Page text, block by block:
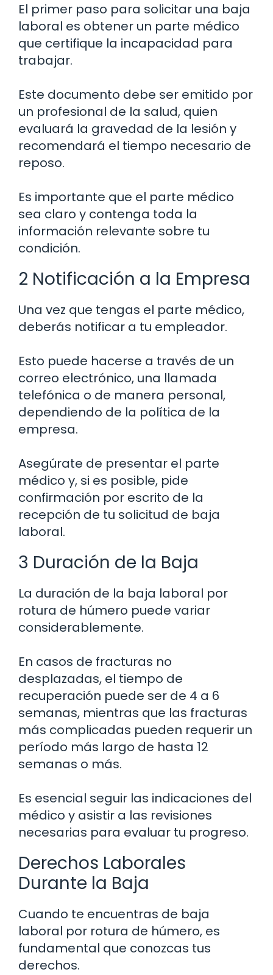
El primer paso para solicitar una baja
laboral es obtener un parte médico
que certifique la incapacidad para
trabajar.
Este documento debe ser emitido por
un profesional de la salud, quien
evaluará la gravedad de la lesión y
recomendará el tiempo necesario de
reposo.
Es importante que el parte médico
sea claro y contenga toda la
información relevante sobre tu
condición.
2 Notificación a la Empresa
Una vez que tengas el parte médico,
deberás notificar a tu empleador.
Esto puede hacerse a través de un
correo electrónico, una llamada
telefónica o de manera personal,
dependiendo de la política de la
empresa.
Asegúrate de presentar el parte
médico y, si es posible, pide
confirmación por escrito de la
recepción de tu solicitud de baja
laboral.
3 Duración de la Baja
La duración de la baja laboral por
rotura de húmero puede variar
considerablemente.
En casos de fracturas no
desplazadas, el tiempo de
recuperación puede ser de 4 a 6
semanas, mientras que las fracturas
más complicadas pueden requerir un
período más largo de hasta 12
semanas o más.
Es esencial seguir las indicaciones del
médico y asistir a las revisiones
necesarias para evaluar tu progreso.
Derechos Laborales
Durante la Baja
Cuando te encuentras de baja
laboral por rotura de húmero, es
fundamental que conozcas tus
derechos.